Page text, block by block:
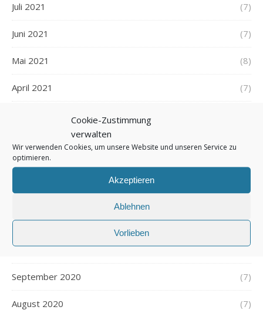
Cookie-Zustimmung
verwalten
Wir verwenden Cookies, um unsere Website und unseren Service zu
optimieren.
Akzeptieren
Ablehnen
Vorlieben
Juli 2021 (7)
Juni 2021 (7)
Mai 2021 (8)
April 2021 (7)
Februar 2021
Januar 2021 (8)
Dezember 2020 (7)
November 2020 (9)
Oktober 2020 (9)
September 2020 (7)
August 2020 (7)